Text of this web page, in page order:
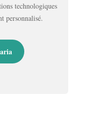
technologiques
personnalisé.